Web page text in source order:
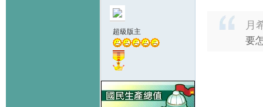
超級版主
月
要